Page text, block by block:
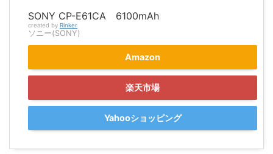
SONY CP-E61CA 6100mAh
created by Rinker
ソニー(SONY)
Amazon
楽天市場
Yahooショッピング